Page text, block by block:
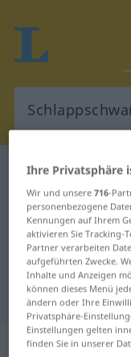
Deutsch-
Deutsch-
Ihre Privatsphäre
Wir und unsere716-
personenbezogene
Kennungen auf Ihrem
aktivieren Sie Tracking-
Partner verarbeiten
aufgeführten Zwecke.
Inhalte und Anzeigen
können dieses Menü
ändern oder Ihre
Privatsphäre-
Einstellungen gelten
finden Sie in unserer